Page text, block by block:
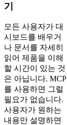
기
모든 사용자가 대
시보드를 배우거
나 문서를 자세히
읽어 제품을 이해
할 시간이 있는 것
은 아닙니다. MCP
를 사용하면 그럴
필요가 없습니다.
사용자가 원하는
내용만 설명하면